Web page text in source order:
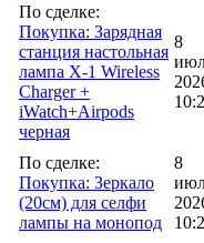
По сделке:
Покупка: Зарядная
станция настольная
лампа X-1 Wireless
Charger +
iWatch+Airpods
черная
8
По сделке:
Покупка: Зеркало
(20см) для селфи
лампы на монопод
8